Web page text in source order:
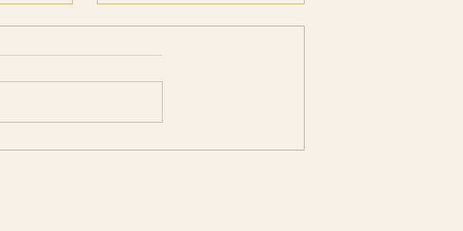
季節の変わり目に育てたい女